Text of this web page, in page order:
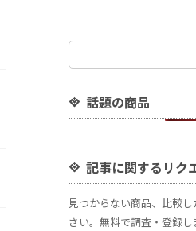
話題の商品
記事に関するリク
見つからない商品、比較
さい。無料で調査・登録し